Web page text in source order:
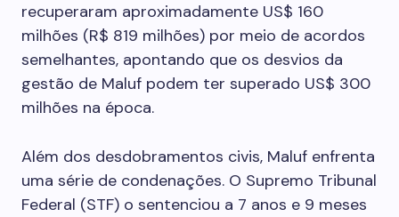
recuperaram aproximadamente US$ 160
milhões (R$ 819 milhões) por meio de acordos
semelhantes, apontando que os desvios da
gestão de Maluf podem ter superado US$ 300
milhões na época.
Além dos desdobramentos civis, Maluf enfrenta
uma série de condenações. O Supremo Tribunal
Federal (STF) o sentenciou a 7 anos e 9 meses